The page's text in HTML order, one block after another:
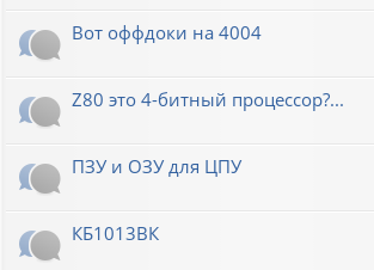
Вот оффдоки на 4004
Z80 это 4-битный процессор?...
ПЗУ и ОЗУ для ЦПУ
КБ1013ВК